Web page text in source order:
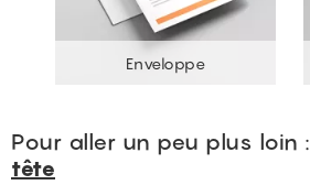
Enveloppe
Pour aller un peu plus loin :
tête